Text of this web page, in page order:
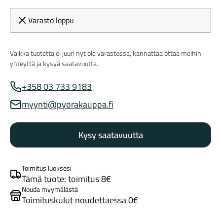
Maastosähköpyörät
Kaupunkisähköpyörät
Varasto loppu
Vaikka tuotetta ei juuri nyt ole varastossa, kannattaa ottaa meihin
yhteyttä ja kysyä saatavuutta.
Myynnin puhelinnumero
+358 03 733 9183
Myynnin sähköposti
myynti@pyorakauppa.fi
Kysy saatavuutta
Toimitus luoksesi
Tämä tuote: toimitus 8€
Nouda myymälästä
Toimituskulut noudettaessa 0€